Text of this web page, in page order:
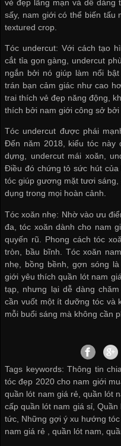
vẻ đẹp lãng mạn và dễ dàng
sấy, nam giới có thể biến tấu
textured crop.
Tóc undercut: Với cách tạo
cắt tỉa gọn gàng, undercut
ngắn bởi nó giúp làm nổi
trán bạn cảm giác như cao
trai thích vẻ đẹp năng động,
thích bởi nam giới công sở bởi
Tóc undercut được phái
Đến năm 2018, kiểu tóc này
dựng, undercut mái xoăn,
Điều đó chứng tỏ sức hút
tóc giúp gương mặt tươi
dụng trong mọi hoàn cảnh.
Tóc xoăn nhẹ: Nhờ vào ưu
đa, tóc xoăn dành cho nam
quyến rũ. Phong cách tóc
tròn, bầu bĩnh. Tóc xoăn
nhẹ, bồng bềnh, gợn sóng
giới yêu thíchquần lót nam
tạp, nhưng lại dễ dàng
cần vuốt một ít dưỡng tóc và
mỗi buổi sáng mà không cần
Tags keywords: Thông tin
tóc đẹp 2020 cho nam giới
quần lót nam giá rẻ, quần lót
cấp quần lót nam giá sỉ, Quần
tức Những gợi ý xu hướng
nam giá rẻ
,quần lót nam ,